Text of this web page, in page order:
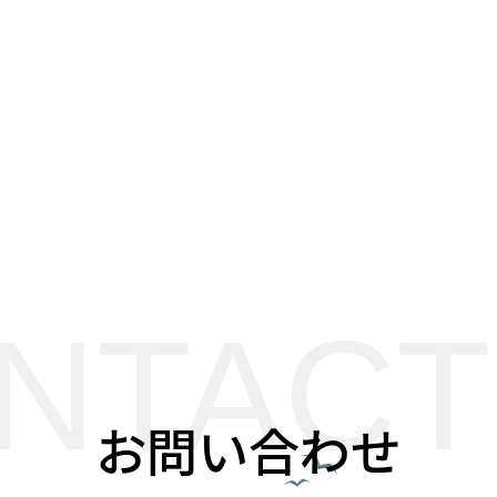
お問い合わせ